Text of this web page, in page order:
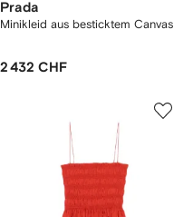
Prada
Minikleid aus besticktem Canvas
2 432 CHF